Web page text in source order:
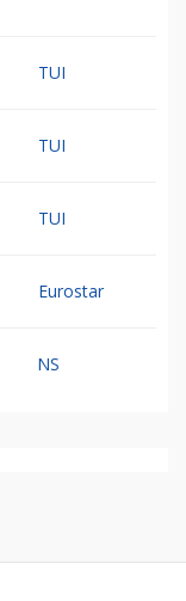
TUI
TUI
TUI
Eurostar
NS